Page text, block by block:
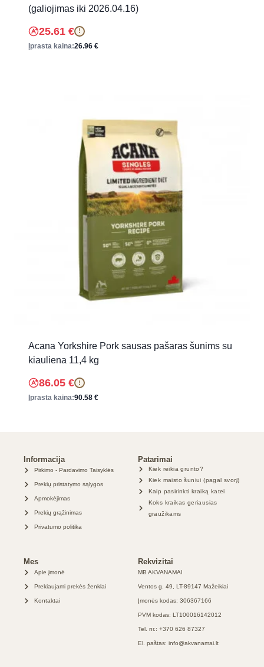
(galiojimas iki 2026.04.16)
25.61 € !
Įprasta kaina:26.96 €
Acana Yorkshire Pork sausas pašaras šunims su
kiauliena 11,4 kg
86.05 € !
Įprasta kaina:90.58 €
Informacija
Pirkimo - Pardavimo Taisyklės
Prekių pristatymo sąlygos
Apmokėjimas
Prekių grąžinimas
Privatumo politika
Patarimai
Kiek reikia grunto?
Kiek maisto šuniui (pagal svorį)
Kaip pasirinkti kraiką katei
Koks kraikas geriausias
graužikams
Mes
Apie įmonė
Prekiaujami prekės ženklai
Kontaktai
Rekvizitai
MB AKVANAMAI
Ventos g. 49, LT-89147 Mažeikiai
Įmonės kodas: 306367166
PVM kodas: LT100016142012
Tel. nr.: +370 626 87327
El. paštas: info@akvanamai.lt